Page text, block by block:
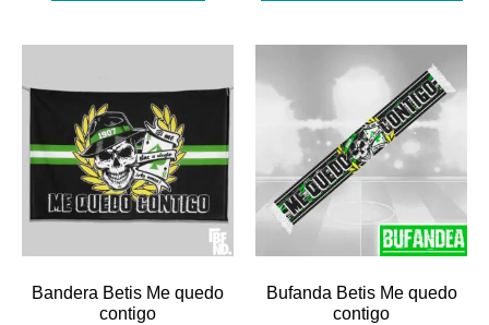
Bandera Betis Me quedo
contigo
Bufanda Betis Me quedo
contigo